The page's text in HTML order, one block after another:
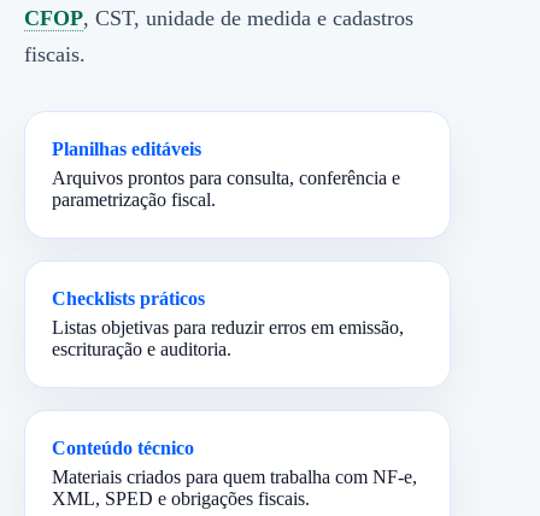
CFOP, CST, unidade de medida e cadastros
fiscais.
Planilhas editáveis
Arquivos prontos para consulta, conferência e
parametrização fiscal.
Checklists práticos
Listas objetivas para reduzir erros em emissão,
escrituração e auditoria.
Conteúdo técnico
Materiais criados para quem trabalha com NF-e,
XML, SPED e obrigações fiscais.